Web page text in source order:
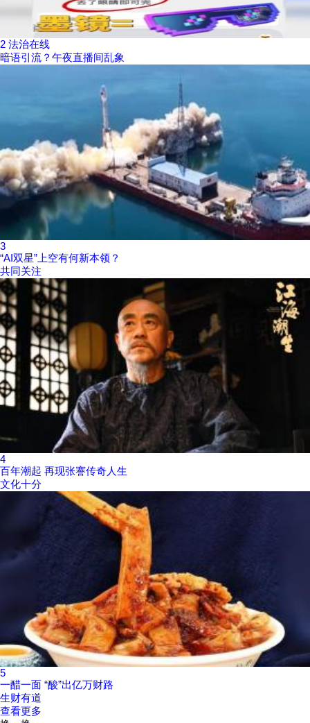
2 法治在线
暗语引流？午夜直播间乱象
3
“AI双星”上空有何新本领？
共同关注
4
百年潮起 再现张謇传奇人生
文化十分
5
一醋一面 “酸”出亿万财路
生财有道
查看更多